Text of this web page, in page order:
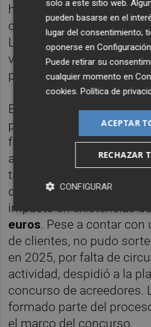
ha formalizado, ya que
que se retire toda la
La salida de la misma
varios meses y, una vez
proceso, entrará el nuevo
El nuevo dueño iniciará
para el inmueble que
frigoríficos industriales,
años en el sector. Los
trol se iniciaron en 2021
de un fraude interno que
impacto en existencias
euros. Pese a contar con
de clientes, no pudo
en 2025, por falta de
actividad, despidió a la
concurso de acreedores.
formado parte del
el marco del concurso.
solo a este sitio web.
pueden basarse en el
lugar del consentimiento;
oponerse en
Puede retirar su
cualquier momento en
cookies.Política de
ACEPTAR
RECHAZAR
CONFIGURAR